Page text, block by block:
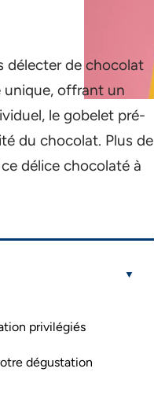
délecter de chocolat
unique, offrant un
le gobelet pré-
du chocolat. Plus de
délice chocolaté à
privilégiés
dégustation